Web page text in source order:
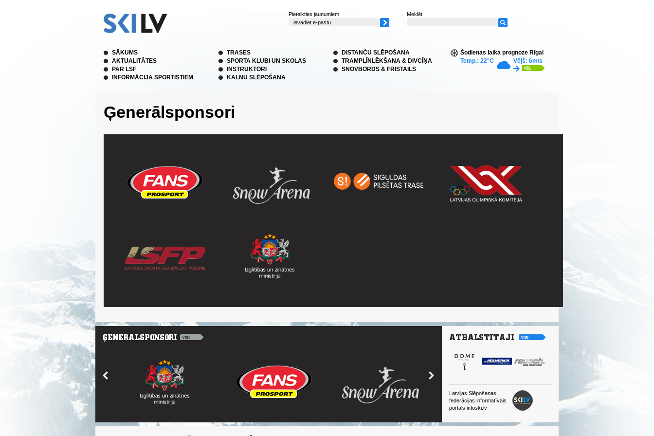
Pieteikties jaunumiem Meklēt
SĀKUMS
AKTUALITĀTES
PAR LSF
INFORMĀCIJA SPORTISTIEM
TRASES
SPORTA KLUBI UN SKOLAS
INSTRUKTORI
KALNU SLĒPOŠANA
DISTANČU SLĒPOŠANA
TRAMPLĪNLĒKŠANA & DIVCĪŅA
SNOVBORDS & FRĪSTAILS
Šodienas laika prognoze Rīgai
Temp.: 22°C
Vējš: 6m/s
Ģenerālsponsori
Latvijas Slēpošanas
federācijas informatīvais
portāls infoski.lv